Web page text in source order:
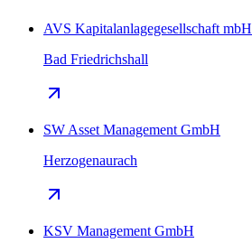
AVS Kapitalanlagegesellschaft mbH
Bad Friedrichshall
SW Asset Management GmbH
Herzogenaurach
KSV Management GmbH